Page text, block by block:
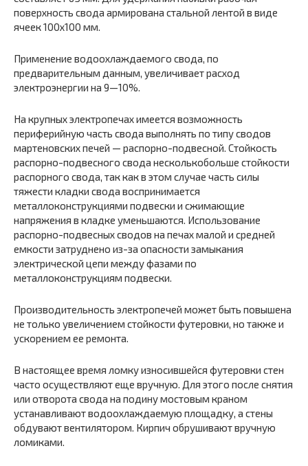
поверхность свода армирована стальной лентой в виде
ячеек 100х100 мм.
Применение водоохлаждаемого свода, по
предварительным данным, увеличивает расход
электроэнергии на 9—10%.
На крупных электропечах имеется возможность
периферийную часть свода выполнять по типу сводов
мартеновских печей — распорно-подвесной. Стойкость
распорно-подвесного свода несколькобольше стойкости
распорного свода, так как в этом случае часть силы
тяжести кладки свода воспринимается
металлоконструкциями подвески и сжимающие
напряжения в кладке уменьшаются. Использование
распорно-подвесных сводов на печах малой и средней
емкости затруднено из-за опасности замыкания
электрической цепи между фазами по
металлоконструкциям подвески.
Производительность электропечей может быть повышена
не только увеличением стойкости футеровки, но также и
ускорением ее ремонта.
В настоящее время ломку износившейся футеровки стен
часто осуществляют еще вручную. Для этого после снятия
или отворота свода на подину мостовым краном
устанавливают водоохлаждаемую площадку, а стены
обдувают вентилятором. Кирпич обрушивают вручную
ломиками.